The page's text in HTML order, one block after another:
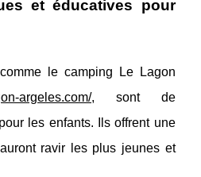
et éducatives pour
le camping Le Lagon
argeles.com/, sont de
les enfants. Ils offrent une
ravir les plus jeunes et